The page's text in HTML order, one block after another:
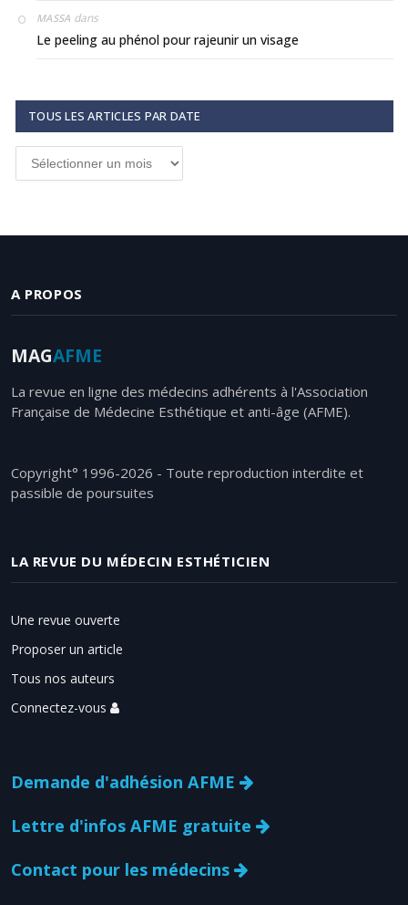
MASSA dans
Le peeling au phénol pour rajeunir un visage
TOUS LES ARTICLES PAR DATE
A PROPOS
MAGAFME
La revue en ligne des médecins adhérents à l'Association
Française de Médecine Esthétique et anti-âge (AFME).
Copyright° 1996-2026 - Toute reproduction interdite et
passible de poursuites
LA REVUE DU MÉDECIN ESTHÉTICIEN
Une revue ouverte
Proposer un article
Tous nos auteurs
Connectez-vous
Demande d'adhésion AFME
Lettre d'infos AFME gratuite
Contact pour les médecins